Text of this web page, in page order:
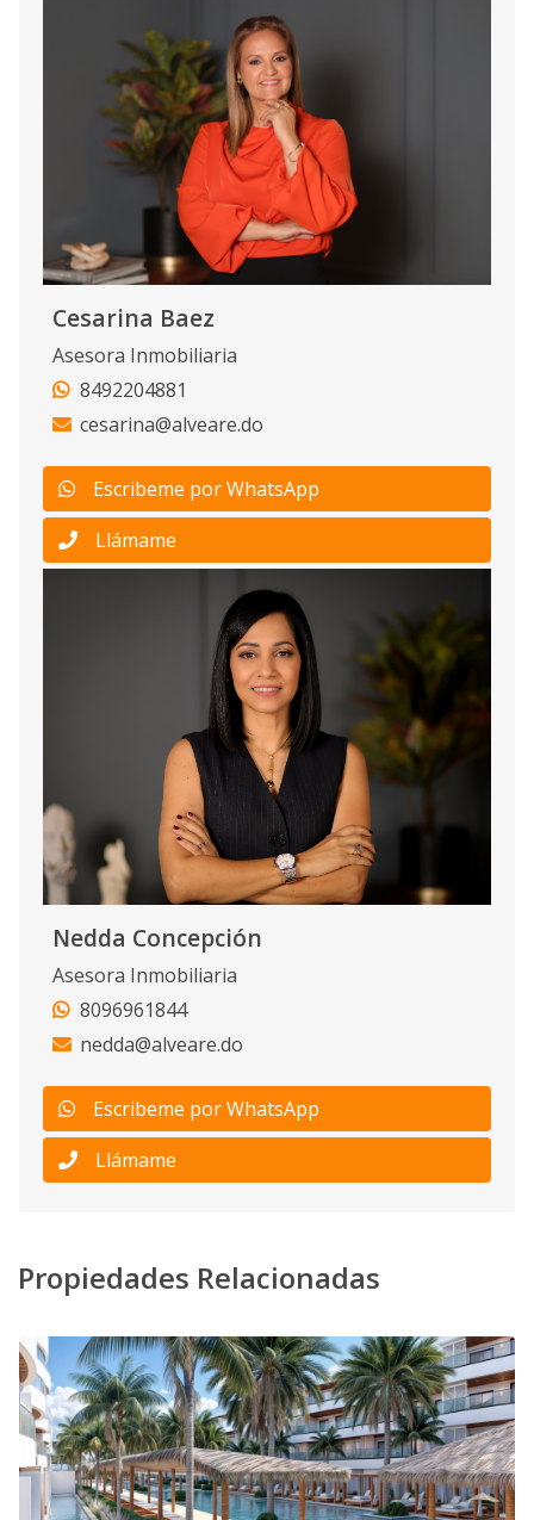
Cesarina Baez
Asesora Inmobiliaria
8492204881
cesarina@alveare.do
Escribeme por WhatsApp
Llámame
Nedda Concepción
Asesora Inmobiliaria
8096961844
nedda@alveare.do
Escribeme por WhatsApp
Llámame
Propiedades Relacionadas